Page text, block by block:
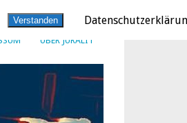
ÜBER JURALIT
Verstanden